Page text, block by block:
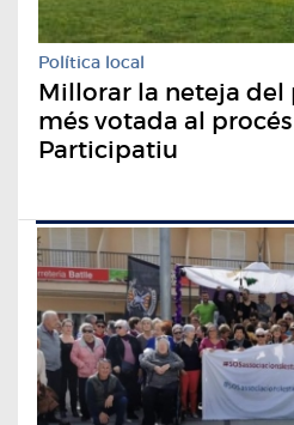
Política local
Millorar la neteja del
més votada al
Participatiu